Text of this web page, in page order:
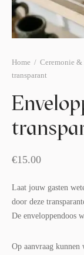
Home / Ceremonie &
transparant
€15.00
Laat jouw gasten
door deze
De enveloppendoos
Op aanvraag
& bijzettafels
deco
items